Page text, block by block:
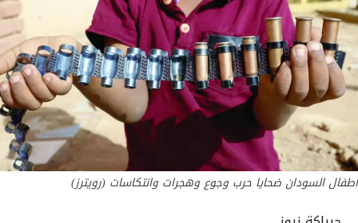
أطفال السودان ضحايا حرب وجوع وهجرات وانتكاسات (رويترز)